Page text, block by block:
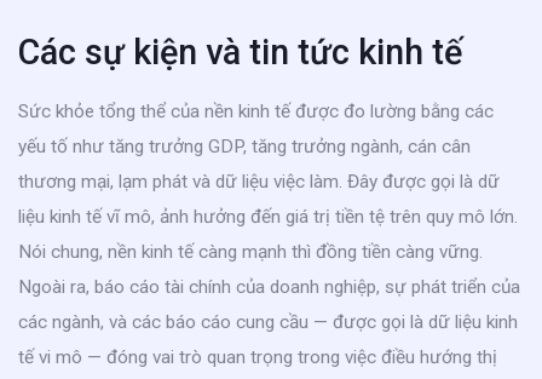
Các sự kiện và tin tức kinh tế
Sức khỏe tổng thể của nền kinh tế được đo lường bằng các
yếu tố như tăng trưởng GDP, tăng trưởng ngành, cán cân
thương mại, lạm phát và dữ liệu việc làm. Đây được gọi là dữ
liệu kinh tế vĩ mô, ảnh hưởng đến giá trị tiền tệ trên quy mô lớn.
Nói chung, nền kinh tế càng mạnh thì đồng tiền càng vững.
Ngoài ra, báo cáo tài chính của doanh nghiệp, sự phát triển của
các ngành, và các báo cáo cung cầu — được gọi là dữ liệu kinh
tế vi mô — đóng vai trò quan trọng trong việc điều hướng thị